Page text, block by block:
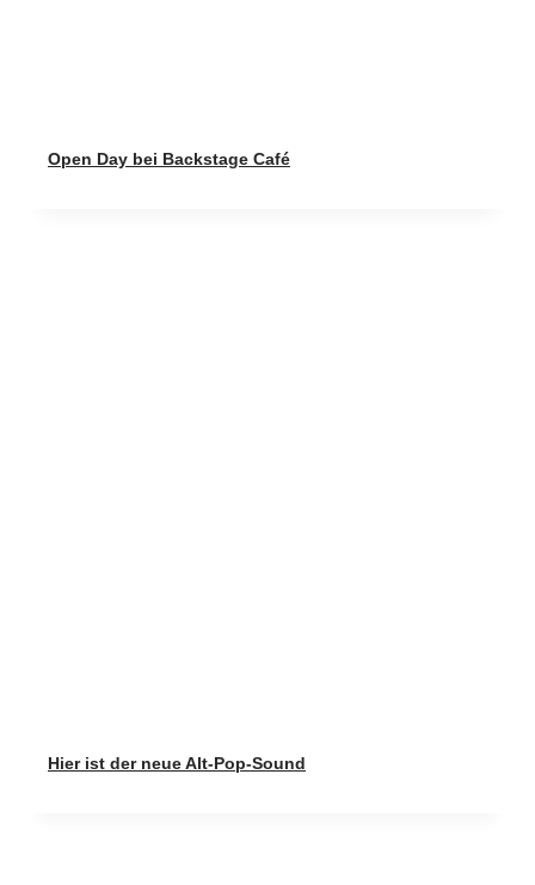
Open Day bei Backstage Café
Hier ist der neue Alt-Pop-Sound